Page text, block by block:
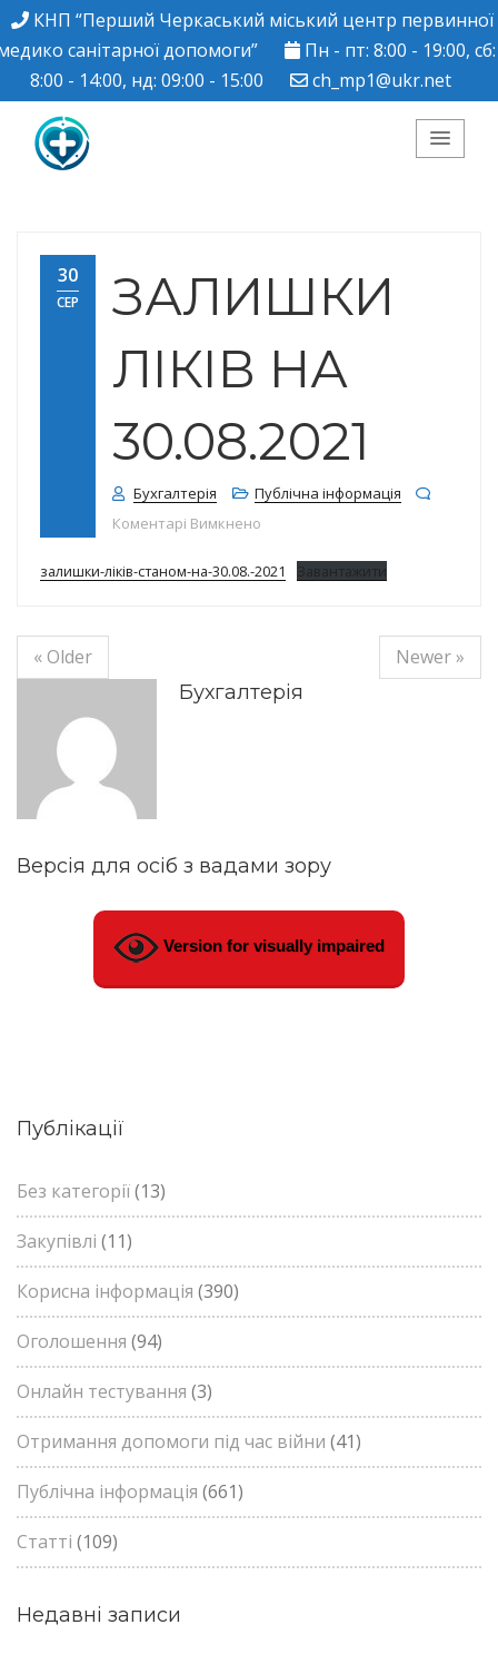
КНП “Перший Черкаський міський центр первинної
санітарної допомоги”
Пн - пт: 8:00 - 19:00, сб:
8:00 - 14:00, нд: 09:00 - 15:00
ch_mp1@ukr.net
Черкаський міський
центр ПМСД"
30
СЕР
ЗАЛИШКИ
ЛІКІВ НА
30.08.2021
Бухгалтерія
Публічна інформація
Коментарі Вимкнено
залишки-ліків-станом-на-30.08.-2021 Завантажити
« Older
Newer »
Бухгалтерія
Версія для осіб з вадами зору
Version for visually impaired
Публікації
Без категорії(13)
Закупівлі (11)
Корисна інформація (390)
Оголошення (94)
Онлайн тестування (3)
Отримання допомоги під час війни (41)
Публічна інформація (661)
Статті (109)
Недавні записи